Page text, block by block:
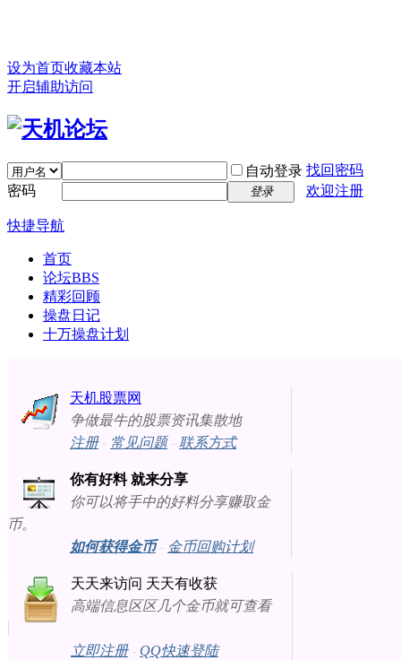
设为首页收藏本站
开启辅助访问
自动登录 找回密码
密码
登录 欢迎注册
快捷导航
首页
论坛BBS
精彩回顾
操盘日记
十万操盘计划
天机股票网
争做最牛的股票资讯集散地
注册- 常见问题- 联系方式
你有好料 就来分享
你可以将手中的好料分享赚取金
币。
如何获得金币- 金币回购计划
天天来访问 天天有收获
高端信息区区几个金币就可查看
立即注册- QQ快速登陆